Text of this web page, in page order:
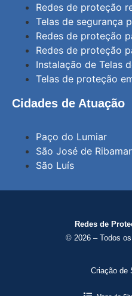
Redes de proteção
Telas de segurança
Redes de proteção
Redes de proteção
Instalação de Telas
Telas de proteção
Cidades de Atuação
Paço do Lumiar
São José de Ribamar
São Luís
Redes de
© 2026 – Todos
Criação de